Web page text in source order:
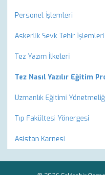
Personel İşlemleri
Askerlik Sevk Tehir İşlemleri
Tez Yazım İlkeleri
Tez Nasıl Yazılır Eğitim
Uzmanlık Eğitimi
Tıp Fakültesi Yönergesi
Asistan Karnesi